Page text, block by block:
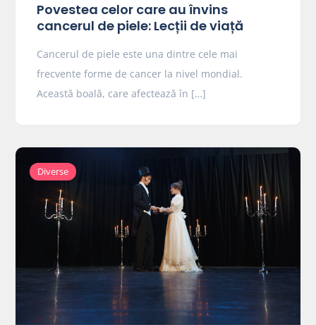
Povestea celor care au învins
cancerul de piele: Lecții de viață
Cancerul de piele este una dintre cele mai
frecvente forme de cancer la nivel mondial.
Această boală, care afectează în […]
Diverse